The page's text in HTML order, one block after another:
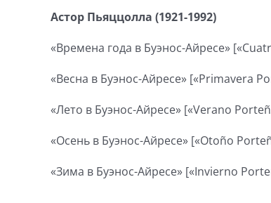
Астор Пьяццолла (1921-1992)
«Времена года в Буэнос-Айресе»
«Весна в Буэнос-Айресе» [«Primavera
«Лето в Буэнос-Айресе» [«Verano
«Осень в Буэнос-Айресе» [«Otoño
«Зима в Буэнос-Айресе» [«Invierno